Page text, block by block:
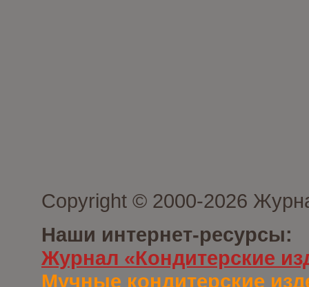
Copyright © 2000-2026
Наши интернет-ресурсы:
Журнал «Кондитерские
Мучные кондитерские